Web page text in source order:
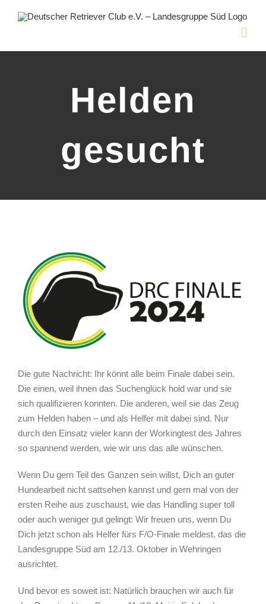
Helden
gesucht
Die gute Nachricht: Ihr könnt alle beim Finale dabei sein.
Die einen, weil ihnen das Suchenglück hold war und sie
sich qualifizieren konnten. Die anderen, weil sie das Zeug
zum Helden haben – und als Helfer mit dabei sind. Nur
durch den Einsatz vieler kann der Workingtest des Jahres
so spannend werden, wie wir uns das alle wünschen.
Wenn Du gern Teil des Ganzen sein willst, Dich an guter
Hundearbeit nicht sattsehen kannst und gern mal von der
ersten Reihe aus zuschaust, wie das Handling super toll
oder auch weniger gut gelingt: Wir freuen uns, wenn Du
Dich jetzt schon als Helfer fürs F/O-Finale meldest, das die
Landesgruppe Süd am 12./13. Oktober in Wehringen
ausrichtet.
Und bevor es soweit ist: Natürlich brauchen wir auch für